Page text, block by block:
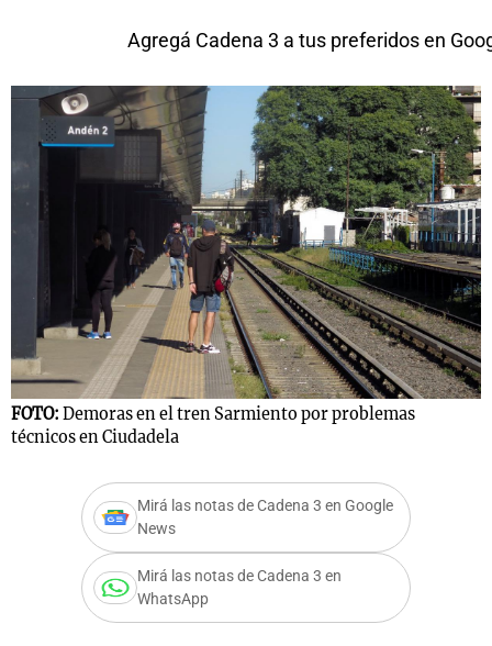
Agregá Cadena 3 a tus preferidos en
FOTO: Demoras en el tren Sarmiento por problemas
técnicos en Ciudadela
Mirá las notas de Cadena 3 en Google
News
Mirá las notas de Cadena 3 en
WhatsApp